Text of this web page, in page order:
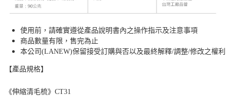
使用前，請確實遵從產品說明書內之操作指示及注意事項
商品數量有限，售完為止
本公司(LANEW)保留接受訂購與否以及最終解釋/調整/修改之權利
【產品規格】
《伸縮清毛梳》CT31